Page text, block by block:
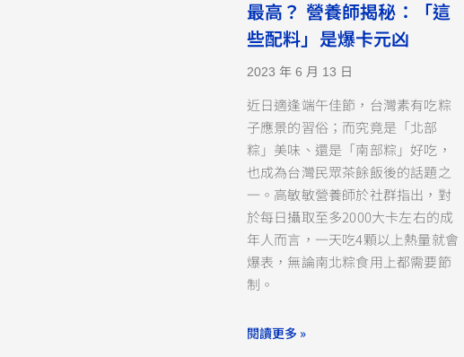
最高？ 營養師揭秘：「這
些配料」是爆卡元凶
2023 年 6 月 13 日
近日適逢端午佳節，台灣素有吃粽
子應景的習俗；而究竟是「北部
粽」美味、還是「南部粽」好吃，
也成為台灣民眾茶餘飯後的話題之
一。高敏敏營養師於社群指出，對
於每日攝取至多2000大卡左右的成
年人而言，一天吃4顆以上熱量就會
爆表，無論南北粽食用上都需要節
制。
閱讀更多 »